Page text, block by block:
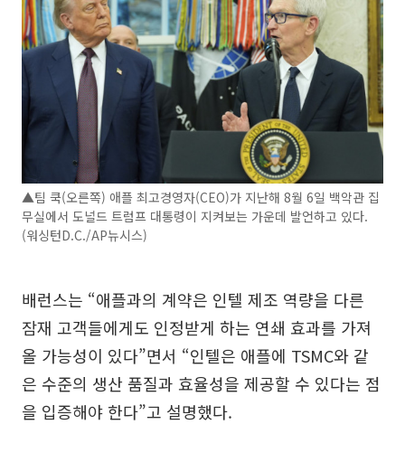
▲팀 쿡(오른쪽) 애플 최고경영자(CEO)가 지난해 8월 6일 백악관 집
무실에서 도널드 트럼프 대통령이 지켜보는 가운데 발언하고 있다.
(워싱턴D.C./AP뉴시스)
배런스는 “애플과의 계약은 인텔 제조 역량을 다른
잠재 고객들에게도 인정받게 하는 연쇄 효과를 가져
올 가능성이 있다”면서 “인텔은 애플에 TSMC와 같
은 수준의 생산 품질과 효율성을 제공할 수 있다는 점
을 입증해야 한다”고 설명했다.